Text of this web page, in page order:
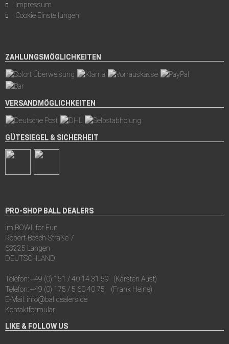
Impressum
Cookie Einstellungen
ZAHLUNGSMÖGLICHKEITEN
VERSANDMÖGLICHKEITEN
GÜTESIEGEL & SICHERHEIT
PRO-SHOP BALL DEALERS
im BOWL for Fun
Robert-Bosch-Straße 7
63225 Langen
DEUTSCHLAND
Telefon:+49 (0) 151 / 40 14 31 59
(Karsten Aust)
Telefon:+49 (0) 175 / 5 60 40 75
(Frank Heine)
E-Mail: info@balldealers.de
Kontaktformular
LIKE & FOLLOW US